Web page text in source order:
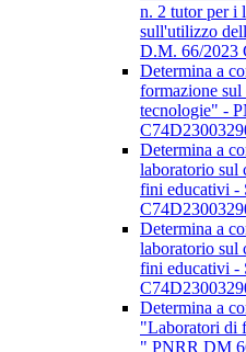
n. 2 tutor per i
sull'utilizzo
D.M. 66/2023
Determina a
formazione
tecnologie" -
Determina a
laboratorio sul
fini educativi -
Determina a
laboratorio sul
fini educativi -
Determina a
"Laboratori di
" PNRR DM